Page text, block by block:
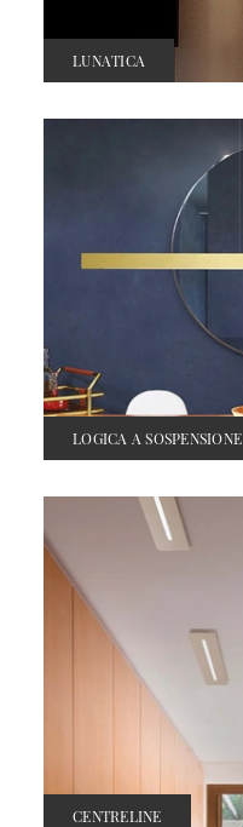
LUNATICA
LOGICA A SOSPENSIONE
CENTRELINE